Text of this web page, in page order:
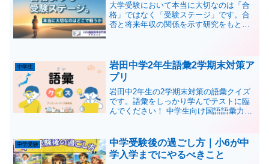
大学受験において本当に大切なのは「合
格」ではなく「受験ステージ」です。合
否と将来年収の関係を示す研究をもと
中学生
岩田中学2年生語彙2学期末対策ア
プリ
岩田中2年生の2学期末対策の語彙クイズ
です。語彙をしっかり学んでテストに臨
んでください！ 中学生向け国語語彙力ク
中学受験
中学受験後の過ごし方｜小6が中
学入学までにやるべきこと